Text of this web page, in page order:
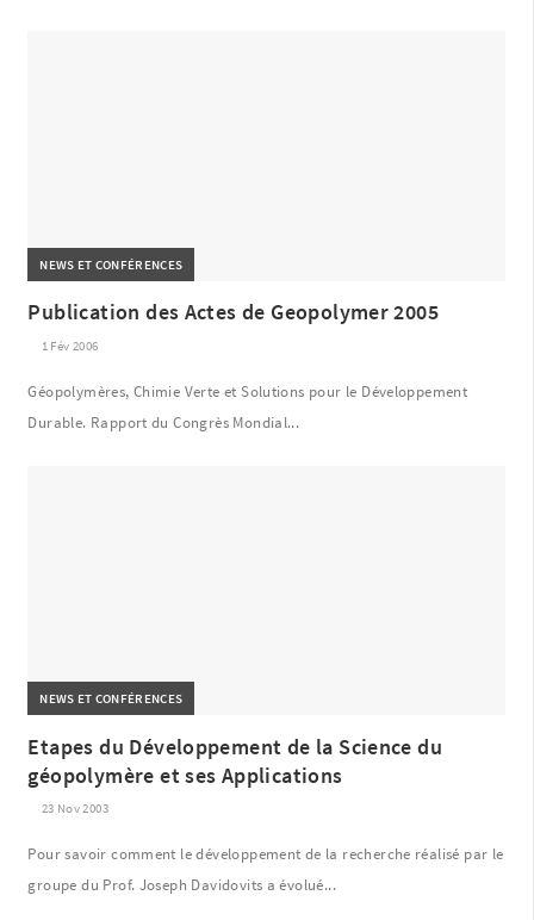
NEWS ET CONFÉRENCES
Publication des Actes de Geopolymer 2005
1 Fév 2006
Géopolymères, Chimie Verte et Solutions pour le Développement
Durable. Rapport du Congrès Mondial...
NEWS ET CONFÉRENCES
Etapes du Développement de la Science du
géopolymère et ses Applications
23 Nov 2003
Pour savoir comment le développement de la recherche réalisé par le
groupe du Prof. Joseph Davidovits a évolué...